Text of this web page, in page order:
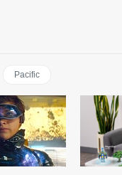
Pacific